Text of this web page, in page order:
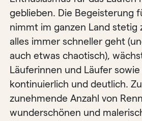
geblieben. Die Begeisterung
nimmt im ganzen Land stetig
alles immer schneller geht
auch etwas chaotisch),
Läuferinnen und Läufer
kontinuierlich und deutlich.
zunehmende Anzahl von
wunderschönen und